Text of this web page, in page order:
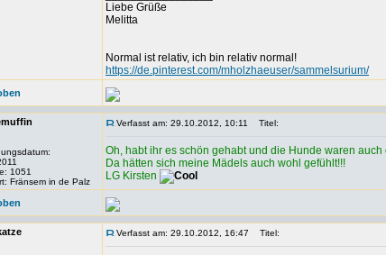
Liebe Grüße
Melitta
Normal ist relativ, ich bin relativ normal!
https://de.pinterest.com/mholzhaeuser/sammelsurium/
1051
Fränsem in de Palz
Verfasst am: 29.10.2012, 10:11 Titel:
Oh, habt ihr es schön gehabt und die Hunde waren auch
Da hätten sich meine Mädels auch wohl gefühlt!!!
LG Kirsten
Verfasst am: 29.10.2012, 16:47 Titel: